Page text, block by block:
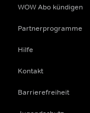
WOW Abo kündigen
Partnerprogramme
Hilfe
Kontakt
Barrierefreiheit